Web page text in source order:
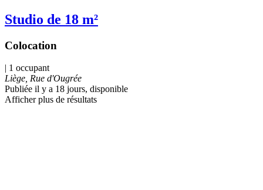
Studio de 18 m²
Colocation
| 1 occupant
Liège, Rue d'Ougrée
Publiée il y a 18 jours, disponible
Afficher plus de résultats